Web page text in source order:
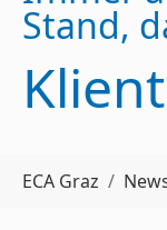
Stand,
ECA Graz